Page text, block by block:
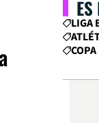
LIGA